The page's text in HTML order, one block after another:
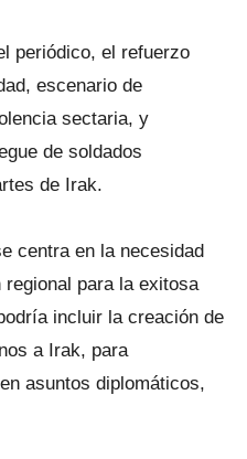
periódico, el refuerzo
escenario de
sectaria, y
de soldados
de Irak.
centra en la necesidad
para la exitosa
incluir la creación de
a Irak, para
asuntos diplomáticos,